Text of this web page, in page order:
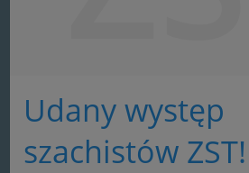
Udany występ
szachistów ZST!